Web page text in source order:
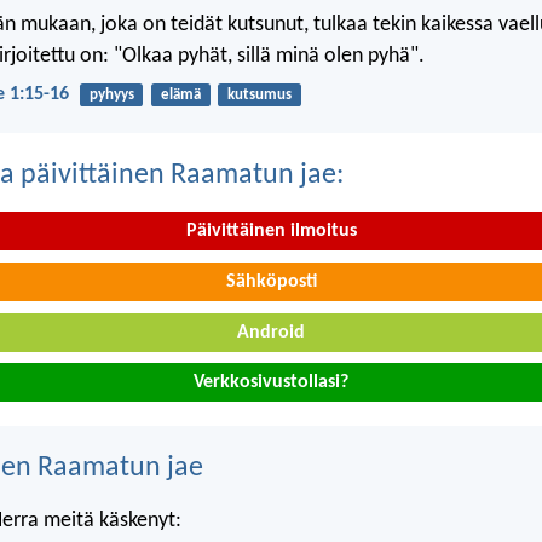
mukaan, joka on teidät kutsunut, tulkaa tekin kaikessa
on: "Olkaa pyhät, sillä minä olen pyhä".
1:15-16 pyhyys elämä kutsumus
päivittäinen Raamatun jae:
Päivittäinen ilmoitus
Sähköposti
Android
Verkkosivustollasi?
Raamatun jae
meitä käskenyt: